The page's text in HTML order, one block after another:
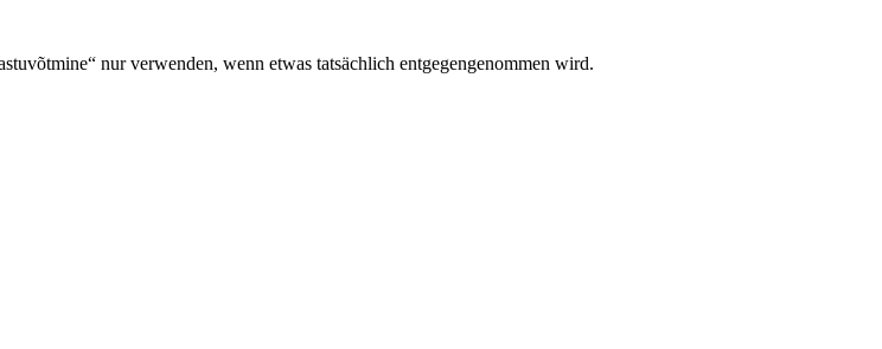
nur verwenden, wenn etwas tatsächlich entgegengenommen wird.